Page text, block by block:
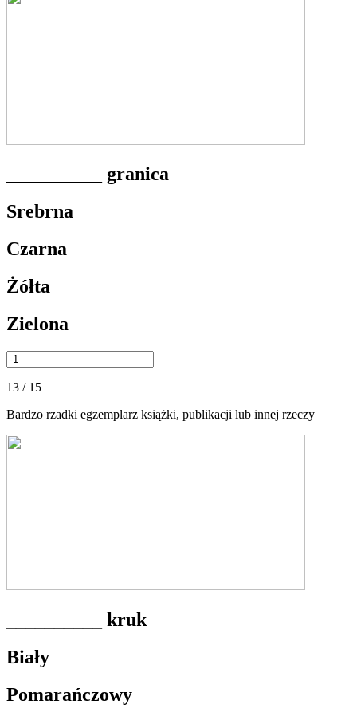
__________ granica
Srebrna
Czarna
Żółta
Zielona
13 / 15
Bardzo rzadki egzemplarz książki, publikacji lub innej rzeczy
__________ kruk
Biały
Pomarańczowy